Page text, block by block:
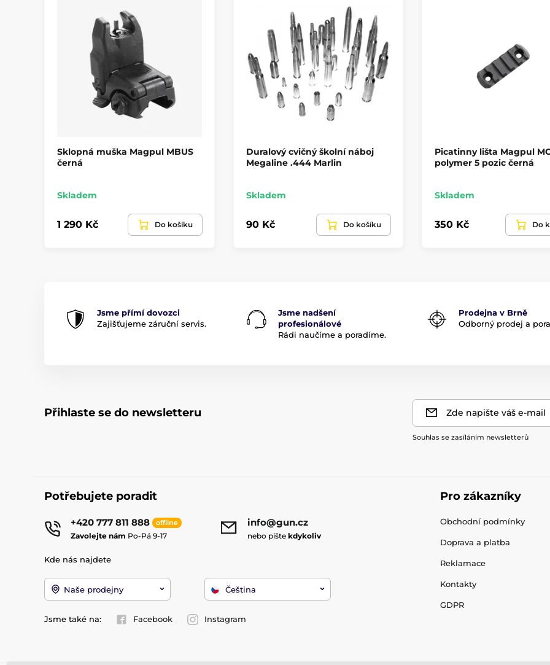
Sklopná muška Magpul MBUS
černá
Skladem
1 290 Kč Do košíku
Duralový cvičný školní náboj
Megaline .444 Marlin
Skladem
90 Kč Do košíku
Picatinny lišta Magpul
polymer 5 pozic černá
Skladem
350 Kč Do
Jsme přímí dovozci
Zajišťujeme záruční servis.
Jsme nadšení
profesionálové
Rádi naučíme a poradíme.
Prodejna v Brně
Odborný prodej a
Přihlaste se do newsletteru Zde napište váš e-mail
Souhlas se zasíláním newsletterů
Potřebujete poradit
+420 777 811 888 offline
Zavolejte nám Po-Pá 9-17
info@gun.cz
nebo pište kdykoliv
Kde nás najdete
Naše prodejny Čeština
Jsme také na: Facebook Instagram
Pro zákazníky
Obchodní podmínky
Doprava a platba
Reklamace
Kontakty
GDPR